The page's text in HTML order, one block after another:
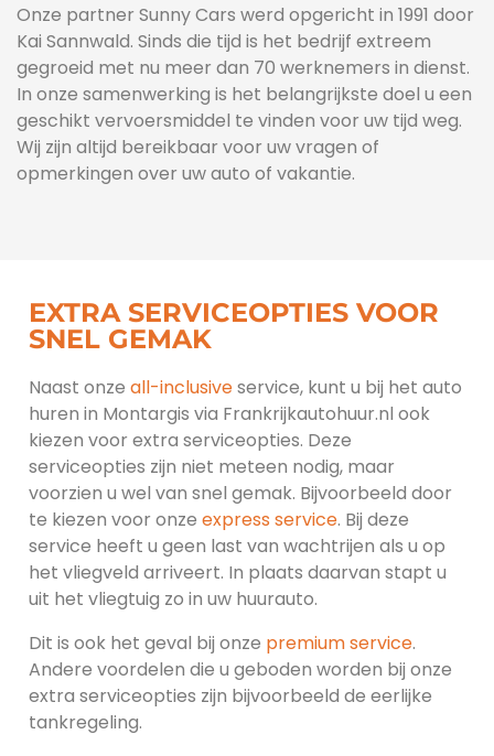
Onze partner Sunny Cars werd opgericht in 1991 door
Kai Sannwald. Sinds die tijd is het bedrijf extreem
gegroeid met nu meer dan 70 werknemers in dienst.
In onze samenwerking is het belangrijkste doel u een
geschikt vervoersmiddel te vinden voor uw tijd weg.
Wij zijn altijd bereikbaar voor uw vragen of
opmerkingen over uw auto of vakantie.
EXTRA SERVICEOPTIES VOOR
SNEL GEMAK
Naast onze all-inclusiveservice, kunt u bij het auto
huren in Montargis via Frankrijkautohuur.nl ook
kiezen voor extra serviceopties. Deze
serviceopties zijn niet meteen nodig, maar
voorzien u wel van snel gemak. Bijvoorbeeld door
te kiezen voor onze express service. Bij deze
service heeft u geen last van wachtrijen als u op
het vliegveld arriveert. In plaats daarvan stapt u
uit het vliegtuig zo in uw huurauto.
Dit is ook het geval bij onze premium service.
Andere voordelen die u geboden worden bij onze
extra serviceopties zijn bijvoorbeeld de eerlijke
tankregeling.